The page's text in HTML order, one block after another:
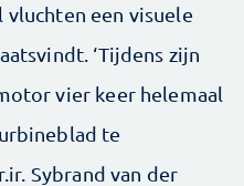
vluchten een visuele
‘Tijdens zijn
vier keer helemaal
te
Sybrand van der